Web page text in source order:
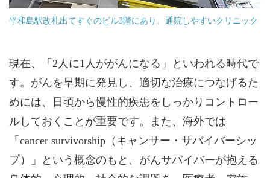
平和島駅改札出てすぐのビル3階にあり、通院しやすいクリニック
現在、「2人に1人ががんになる」といわれる時代で
す。がんを早期に発見し、適切な治療につなげるた
めには、日頃から慢性的疾患をしっかりコントロー
ルしておくことが重要です。また、海外では
「cancer survivorship（キャンサー・サバイバーシッ
プ）」という概念のもと、がんサバイバーが抱える